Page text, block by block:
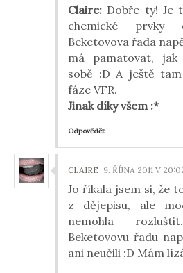
Claire: Dobře ty! Je
chemické prvky
Beketovova řada
má pamatovat,
sobě :D A ještě
fáze VFR.
Jinak díky všem :*
Odpovědět
CLAIRE 9. ŘÍJNA 2011 V
Jo říkala jsem si, že
z dějepisu, ale
nemohla
Beketovovu řadu
ani neučili :D Mám